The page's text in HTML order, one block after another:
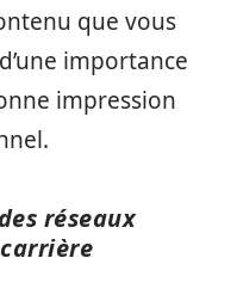
que vous
importance
impression
réseaux